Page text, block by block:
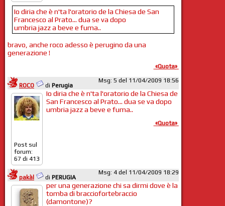
Io diria che è n'ta l'oratorio de la Chiesa de San
Francesco al Prato... dua se va dopo
umbria jazz a beve e fuma..
bravo, anche roco adesso è perugino da una
generazione !
«Quota»
ROCO di Perugia
Msg: 5 del 11/04/2009 18:56
Post sul
forum:
67 di 413
Io diria che è n'ta l'oratorio de la Chiesa de
San Francesco al Prato... dua se va dopo
umbria jazz a beve e fuma..
«Quota»
pakàl di PERUGIA
Msg: 4 del 11/04/2009 18:29
per una generazione chi sa dirmi dove è la
tomba di bracciofortebraccio
(damontone)?